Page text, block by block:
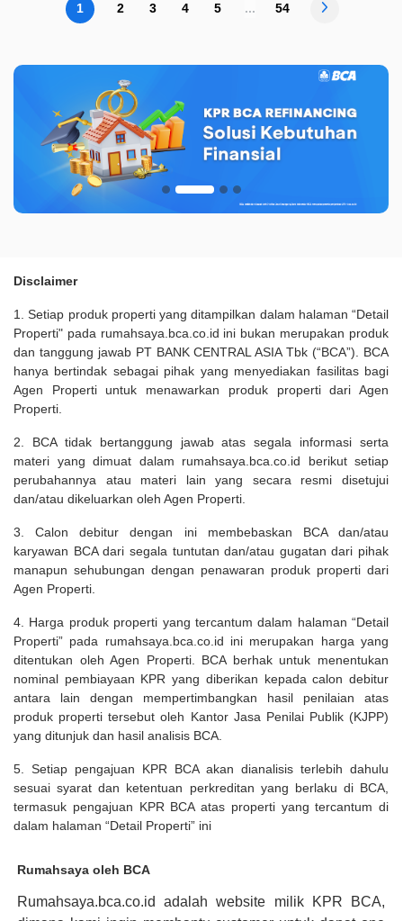
1 2 3 4 5 ... 54
Disclaimer
1. Setiap produk properti yang ditampilkan dalam halaman “Detail
Properti" pada rumahsaya.bca.co.id ini bukan merupakan produk
dan tanggung jawab PT BANK CENTRAL ASIA Tbk (“BCA”). BCA
hanya bertindak sebagai pihak yang menyediakan fasilitas bagi
Agen Properti untuk menawarkan produk properti dari Agen
Properti.
2. BCA tidak bertanggung jawab atas segala informasi serta
materi yang dimuat dalam rumahsaya.bca.co.id berikut setiap
perubahannya atau materi lain yang secara resmi disetujui
dan/atau dikeluarkan oleh Agen Properti.
3. Calon debitur dengan ini membebaskan BCA dan/atau
karyawan BCA dari segala tuntutan dan/atau gugatan dari pihak
manapun sehubungan dengan penawaran produk properti dari
Agen Properti.
4. Harga produk properti yang tercantum dalam halaman “Detail
Properti” pada rumahsaya.bca.co.id ini merupakan harga yang
ditentukan oleh Agen Properti. BCA berhak untuk menentukan
nominal pembiayaan KPR yang diberikan kepada calon debitur
antara lain dengan mempertimbangkan hasil penilaian atas
produk properti tersebut oleh Kantor Jasa Penilai Publik (KJPP)
yang ditunjuk dan hasil analisis BCA.
5. Setiap pengajuan KPR BCA akan dianalisis terlebih dahulu
sesuai syarat dan ketentuan perkreditan yang berlaku di BCA,
termasuk pengajuan KPR BCA atas properti yang tercantum di
dalam halaman “Detail Properti” ini
Rumahsaya oleh BCA
Rumahsaya.bca.co.id adalah website milik KPR BCA,